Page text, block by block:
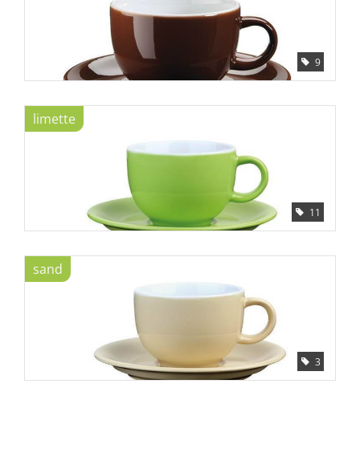
9
limette
11
sand
3